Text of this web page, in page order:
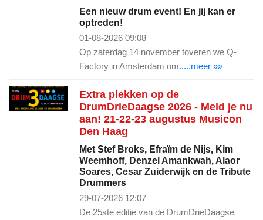
Een nieuw drum event! En jij kan er
optreden!
01-08-2026 09:08
Op zaterdag 14 november toveren we Q-
Factory in Amsterdam om.....meer »»
Extra plekken op de
DrumDrieDaagse 2026 - Meld je nu
aan! 21-22-23 augustus Musicon
Den Haag
Met Stef Broks, Efraïm de Nijs, Kim
Weemhoff, Denzel Amankwah, Alaor
Soares, Cesar Zuiderwijk en de Tribute
Drummers
29-07-2026 12:07
De 25ste editie van de DrumDrieDaagse